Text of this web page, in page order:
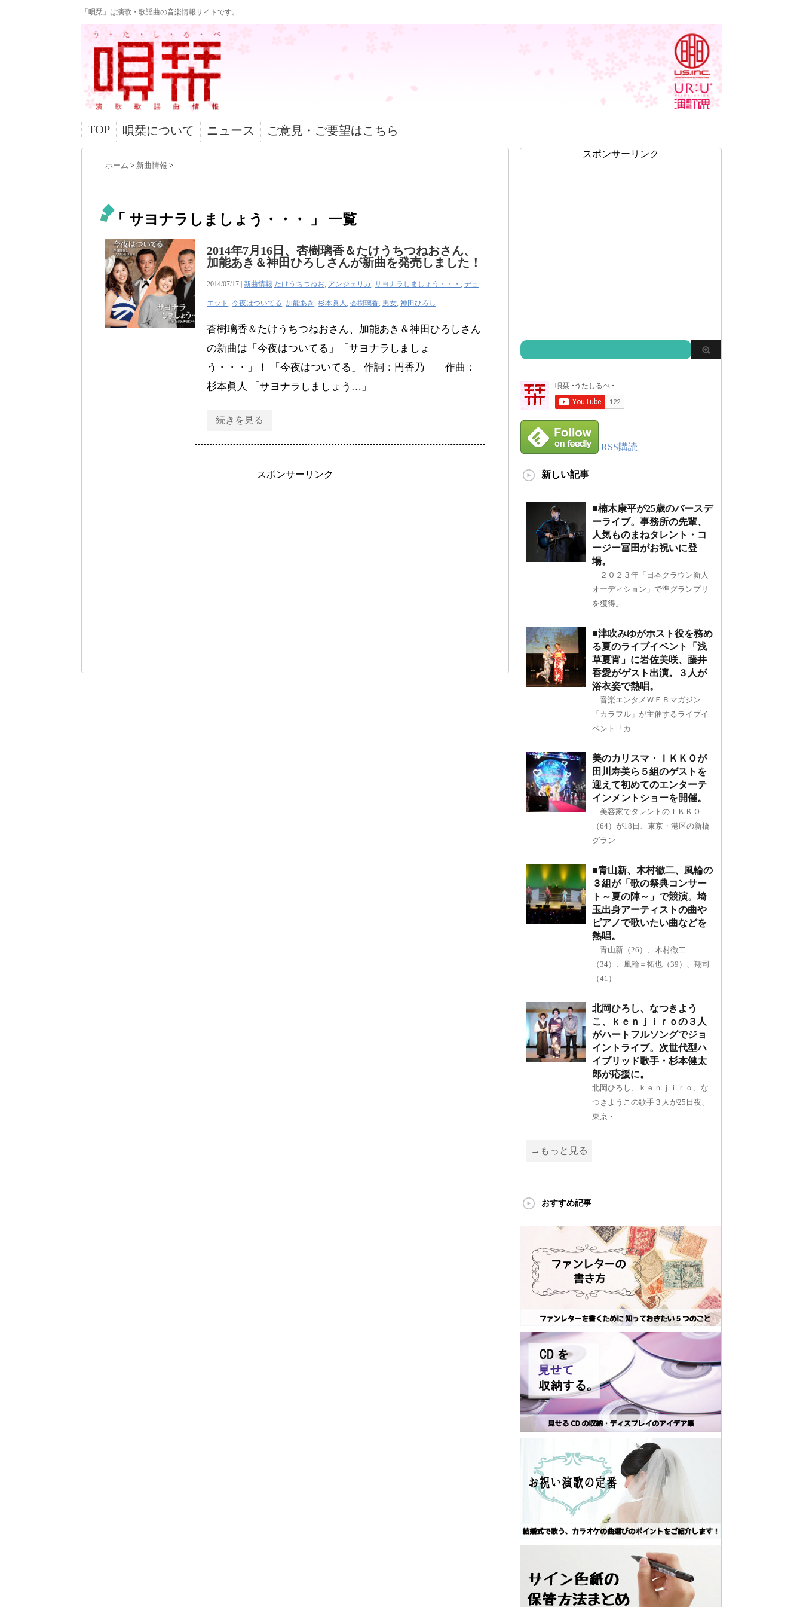
「唄栞」は演歌・歌謡曲の音楽情報サイトです。
TOP 唄栞について ニュース ご意見・ご要望はこちら
ホーム > 新曲情報 >
「 サヨナラしましょう・・・ 」 一覧
2014年7月16日、杏樹璃香＆たけうちつねおさん、
加能あき＆神田ひろしさんが新曲を発売しました！
2014/07/17 | 新曲情報 たけうちつねお, アンジェリカ, サヨナラしましょう・・・ , デュ
エット , 今夜はついてる, 加能あき, 杉本眞人, 杏樹璃香, 男女, 神田ひろし
杏樹璃香＆たけうちつねおさん、加能あき＆神田ひろしさん
の新曲は「今夜はついてる」「サヨナラしましょ
う・・・」！ 「今夜はついてる」 作詞：円香乃 作曲：
杉本眞人 「サヨナラしましょう…」
続きを見る
スポンサーリンク
スポンサーリンク
RSS購読
新しい記事
■楠木康平が25歳のバースデ
ーライブ。事務所の先輩、
人気ものまねタレント・コ
ージー冨田がお祝いに登
場。
２０２３年「日本クラウン新人
オーディション」で準グランプリ
を獲得。
■津吹みゆがホスト役を務め
る夏のライブイベント「浅
草夏宵」に岩佐美咲、藤井
香愛がゲスト出演。３人が
浴衣姿で熱唱。
音楽エンタメＷＥＢマガジン
「カラフル」が主催するライブイ
ベント「カ
美のカリスマ・ＩＫＫＯが
田川寿美ら５組のゲストを
迎えて初めてのエンターテ
インメントショーを開催。
美容家でタレントのＩＫＫＯ
（64）が18日、東京・港区の新橋
グラン
■青山新、木村徹二、風輪の
３組が「歌の祭典コンサー
ト～夏の陣～」で競演。埼
玉出身アーティストの曲や
ピアノで歌いたい曲などを
熱唱。
青山新（26）、木村徹二
（34）、風輪＝拓也（39）、翔司
（41）
北岡ひろし、なつきよう
こ、ｋｅｎｊｉｒｏの３人
がハートフルソングでジョ
イントライブ。次世代型ハ
イブリッド歌手・杉本健太
郎が応援に。
北岡ひろし、ｋｅｎｊｉｒｏ、な
つきようこの歌手３人が25日夜、
東京・
→もっと見る
おすすめ記事